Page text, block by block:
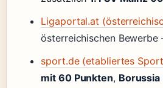
Ligaportal.at
österreichischen Bewerbe
sport.de (etabliertes
mit 60 Punkten, Borussia